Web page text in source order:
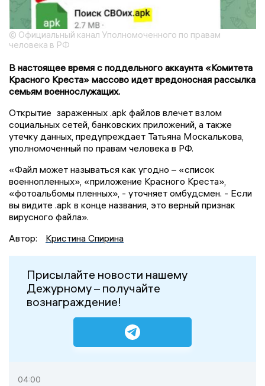
© Официальный канал Уполномоченного по правам
человека в РФ
В настоящее время с поддельного аккаунта «Комитета
Красного Креста» массово идет вредоносная рассылка
семьям военнослужащих.
Открытие зараженных .apk файлов влечет взлом
социальных сетей, банковских приложений, а также
утечку данных, предупреждает Татьяна Москалькова,
уполномоченный по правам человека в РФ.
«Файл может называться как угодно – «список
военнопленных», «приложение Красного Креста»,
«фотоальбомы пленных», - уточняет омбудсмен. - Если
вы видите .apk в конце названия, это верный признак
вирусного файла».
Автор:
Кристина Спирина
Присылайте новости нашему
Дежурному – получайте
вознаграждение!
04:00